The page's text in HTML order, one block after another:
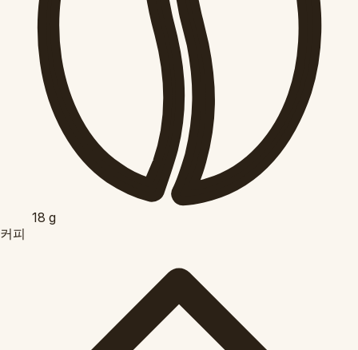
18g
커피